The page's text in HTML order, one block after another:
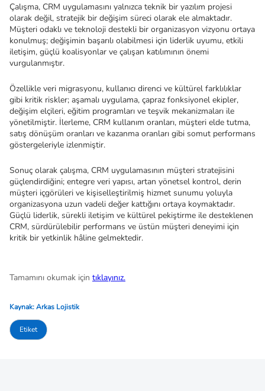
Çalışma, CRM uygulamasını yalnızca teknik bir yazılım projesi
olarak değil, stratejik bir değişim süreci olarak ele almaktadır.
Müşteri odaklı ve teknoloji destekli bir organizasyon vizyonu ortaya
konulmuş; değişimin başarılı olabilmesi için liderlik uyumu, etkili
iletişim, güçlü koalisyonlar ve çalışan katılımının önemi
vurgulanmıştır.
Özellikle veri migrasyonu, kullanıcı direnci ve kültürel farklılıklar
gibi kritik riskler; aşamalı uygulama, çapraz fonksiyonel ekipler,
değişim elçileri, eğitim programları ve teşvik mekanizmaları ile
yönetilmiştir. İlerleme, CRM kullanım oranları, müşteri elde tutma,
satış dönüşüm oranları ve kazanma oranları gibi somut performans
göstergeleriyle izlenmiştir.
Sonuç olarak çalışma, CRM uygulamasının müşteri stratejisini
güçlendirdiğini; entegre veri yapısı, artan yönetsel kontrol, derin
müşteri içgörüleri ve kişiselleştirilmiş hizmet sunumu yoluyla
organizasyona uzun vadeli değer kattığını ortaya koymaktadır.
Güçlü liderlik, sürekli iletişim ve kültürel pekiştirme ile desteklenen
CRM, sürdürülebilir performans ve üstün müşteri deneyimi için
kritik bir yetkinlik hâline gelmektedir.
Tamamını okumak için tıklayınız.
Kaynak: Arkas Lojistik
Etiket